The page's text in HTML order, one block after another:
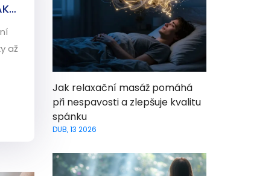
až
Jak relaxační masáž pomáhá
při nespavosti a zlepšuje kvalitu
spánku
DUB, 13 2026